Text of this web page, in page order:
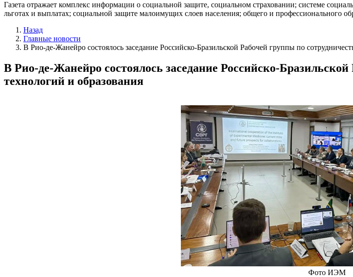
Газета отражает комплекс информации о социальной защите, социальном страховании; системе
льготах и выплатах; социальной защите малоимущих слоев населения; общего и профессионального
Назад
Главные новости
В Рио-де-Жанейро состоялось заседание Российско-Бразильской Рабочей группы по
В Рио-де-Жанейро состоялось заседание Российско-
технологий и образования
Фото ИЭМ